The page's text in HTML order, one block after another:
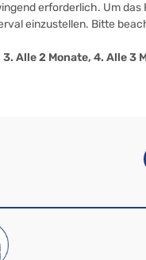
erforderlich. Um
einzustellen. Bitte
Alle 2 Monate, 4. Alle 3